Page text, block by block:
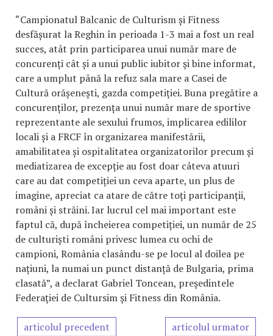
“Campionatul Balcanic de Culturism și Fitness
desfășurat la Reghin în perioada 1-3 mai a fost un real
succes, atât prin participarea unui număr mare de
concurenți cât și a unui public iubitor şi bine informat,
care a umplut până la refuz sala mare a Casei de
Cultură orășenești, gazda competiției. Buna pregătire a
concurenților, prezența unui număr mare de sportive
reprezentante ale sexului frumos, implicarea edililor
locali și a FRCF în organizarea manifestării,
amabilitatea și ospitalitatea organizatorilor precum și
mediatizarea de excepție au fost doar câteva atuuri
care au dat competiției un ceva aparte, un plus de
imagine, apreciat ca atare de către toți participanții,
români și străini. Iar lucrul cel mai important este
faptul că, după încheierea competiției, un număr de 25
de culturiști români privesc lumea cu ochi de
campioni, România clasându-se pe locul al doilea pe
națiuni, la numai un punct distanță de Bulgaria, prima
clasată”, a declarat Gabriel Toncean, preşedintele
Federaţiei de Cultursim şi Fitness din România.
articolul precedent articolul urmator